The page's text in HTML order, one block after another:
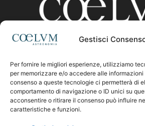
Gestisci
Per fornire le migliori esperienze, utilizziamo
per memorizzare e/o accedere alle
consenso a queste tecnologie ci permetterà di
comportamento di navigazione o ID unici su
acconsentire o ritirare il consenso può influire
caratteristiche e funzioni.
CHI SIAMO
Contattaci: